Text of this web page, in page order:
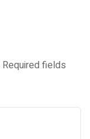
Required fields